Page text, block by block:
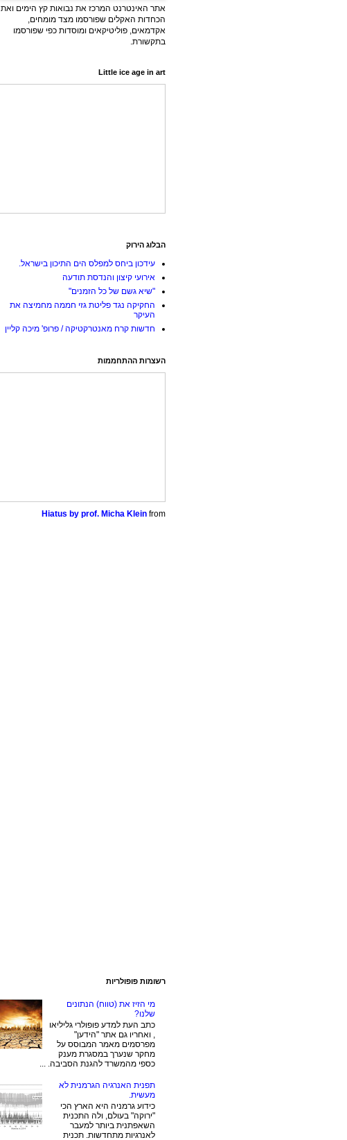
אתר האינטרנט המרכז את נבואות קץ הימים ואת
הכחדות האקלים שפורסמו מצד מומחים,
אקדמאים, פוליטיקאים ומוסדות כפי שפורסמו
בתקשורת.
Little ice age in art
הבלוג הירוק
עידכון ביחס למפלס הים התיכון בישראל.
אירועי קיצון והנדסת תודעה
"שיא גשם של כל הזמנים"
החקיקה נגד פליטת גזי חממה מחמיצה את
העיקר
חדשות קרח מאנטרקטיקה / פרופ' מיכה קליין
העצרות ההתחממות
Hiatus by prof. Micha Klein from
רשומות פופולריות
מי הזיז את (טווח) הנתונים
שלנו?
כתב העת למדע פופולרי גליליאו
, ואחריו גם אתר "הידען"
מפרסמים מאמר המבוסס על
מחקר שנערך במסגרת מענק
כספי מהמשרד להגנת הסביבה. ...
תפנית האנרגיה הגרמנית לא
מעשית.
כידוע גרמניה היא הארץ הכי
"ירוקה" בעולם, ולה התכנית
השאפתנית ביותר למעבר
לאנרגיות מתחדשות. תכנית